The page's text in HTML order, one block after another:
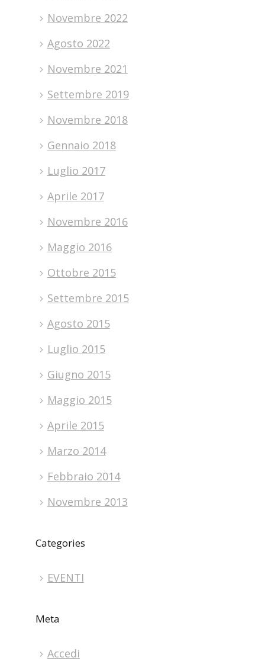
Novembre 2022
Agosto 2022
Novembre 2021
Settembre 2019
Novembre 2018
Gennaio 2018
Luglio 2017
Aprile 2017
Novembre 2016
Maggio 2016
Ottobre 2015
Settembre 2015
Agosto 2015
Luglio 2015
Giugno 2015
Maggio 2015
Aprile 2015
Marzo 2014
Febbraio 2014
Novembre 2013
Categories
EVENTI
Meta
Accedi